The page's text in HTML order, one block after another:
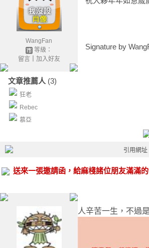
WangFan
等級：
留言｜ 加入好友
文章推薦人 (3)
狂老
Rebec
慕亞
Signature by
引用網
送來一張邀請函，給麻棧諸位朋友滿滿
人辛苦一生，不過